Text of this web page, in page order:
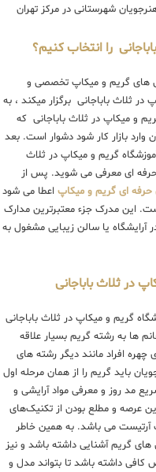
را انتخاب کنیم؟
گریم و میکاپ تخصصی و
ثلاث باباجانی برگزار میکند ، به
و میکاپ در ثلاث باباجانی که
بازار کار شود دشوار است. بعد
گریم و میکاپ در ثلاث
ای معرفی می شوید. پس از
ای گریم و میکاپاعطا می شود
این مدرک جزء معتبرترین مدارک
یا سالن زیبایی مشغول به
در ثلاث باباجانی
گریم و میکاپ در ثلاث باباجانی
ها به رشته گریم بسیار علاقه
افراد مانند دیگر رشته های
باید گریم را از همان مرحله اول
مد روز و معرفی مواد آرایشی و
عرصه و مطلع بودن از تکنیک‌های
می باشد. به همین خاطر
گریم آشنایی داشته باشد و نیز
داشته باشد تا بتواند مدل و